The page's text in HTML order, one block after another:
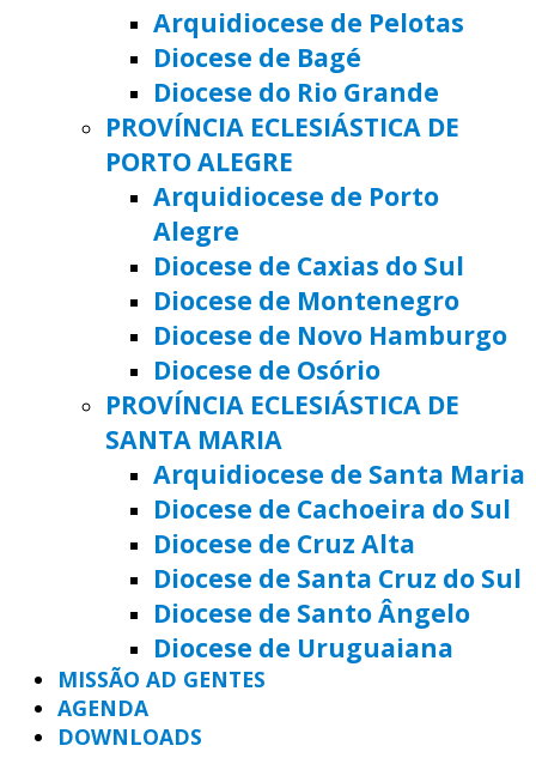
Arquidiocese de Pelotas
Diocese de Bagé
Diocese do Rio Grande
PROVÍNCIA ECLESIÁSTICA DE
PORTO ALEGRE
Arquidiocese de Porto
Alegre
Diocese de Caxias do Sul
Diocese de Montenegro
Diocese de Novo Hamburgo
Diocese de Osório
PROVÍNCIA ECLESIÁSTICA DE
SANTA MARIA
Arquidiocese de Santa Maria
Diocese de Cachoeira do Sul
Diocese de Cruz Alta
Diocese de Santa Cruz do Sul
Diocese de Santo Ângelo
Diocese de Uruguaiana
MISSÃO AD GENTES
AGENDA
DOWNLOADS